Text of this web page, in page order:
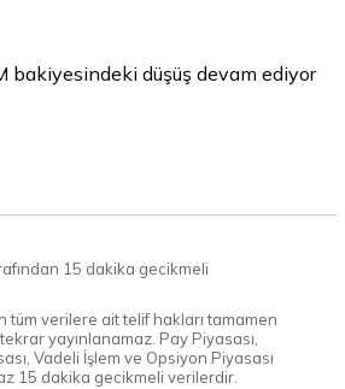
bakiyesindeki düşüş devam ediyor
15 dakika gecikmeli
tüm verilere ait telif hakları tamamen
yayınlanamaz. Pay Piyasası,
Vadeli İşlem ve Opsiyon Piyasası
15 dakika gecikmeli verilerdir.